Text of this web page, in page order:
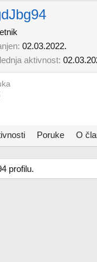
02.03.2022.
aktivnost
Poruke O
profilu.